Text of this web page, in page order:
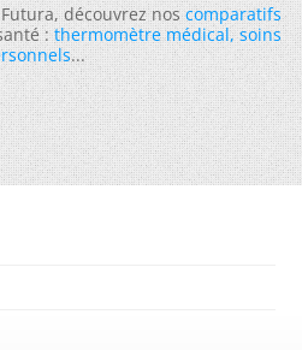
découvrez noscomparatifs
:thermomètre médical,soins
...